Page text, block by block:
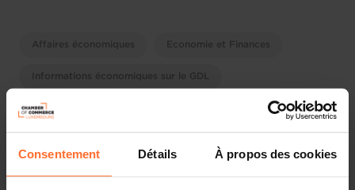
Consentement Détails À propos des cookies
Affaires économiques Economie et Finances
Informations économiques sur le GDL
Diesen Artikel teilen